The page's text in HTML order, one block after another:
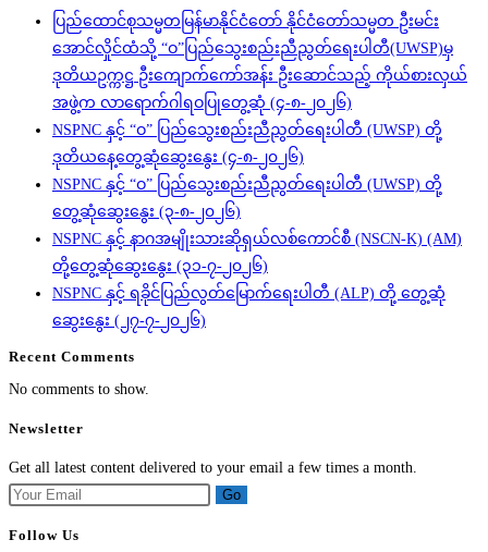
ပြည်ထောင်စုသမ္မတမြန်မာနိုင်ငံတော် နိုင်ငံတော်သမ္မတ ဦးမင်း
အောင်လှိုင်ထံသို့ “ဝ”ပြည်သွေးစည်းညီညွတ်ရေးပါတီ(UWSP)မှ
ဒုတိယဥက္ကဋ္ဌ ဦးကျောက်ကော်အန်း ဦးဆောင်သည့် ကိုယ်စားလှယ်
အဖွဲ့က လာရောက်ဂါရဝပြုတွေ့ဆုံ (၄-၈-၂၀၂၆)
NSPNC နှင့် “ဝ” ပြည်သွေးစည်းညီညွတ်ရေးပါတီ (UWSP) တို့
ဒုတိယနေ့တွေ့ဆုံဆွေးနွေး (၄-၈-၂၀၂၆)
NSPNC နှင့် “ဝ” ပြည်သွေးစည်းညီညွတ်ရေးပါတီ (UWSP) တို့
တွေ့ဆုံဆွေးနွေး (၃-၈-၂၀၂၆)
NSPNC နှင့် နာဂအမျိုးသားဆိုရှယ်လစ်ကောင်စီ (NSCN-K) (AM)
တို့တွေ့ဆုံဆွေးနွေး (၃၁-၇-၂၀၂၆)
NSPNC နှင့် ရခိုင်ပြည်လွတ်မြောက်ရေးပါတီ (ALP) တို့ တွေ့ဆုံ
ဆွေးနွေး (၂၇-၇-၂၀၂၆)
Recent Comments
No comments to show.
Newsletter
Get all latest content delivered to your email a few times a month.
Go
Follow Us